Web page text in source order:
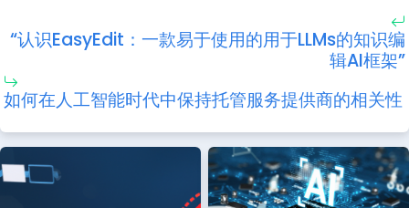
“认识EasyEdit：一款易于使用的用于LLMs的知识编
辑AI框架”
如何在人工智能时代中保持托管服务提供商的相关性